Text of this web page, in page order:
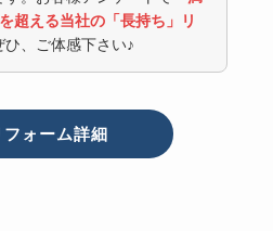
超える当社の「長持ち」リ
ひ、ご体感下さい♪
フォーム詳細